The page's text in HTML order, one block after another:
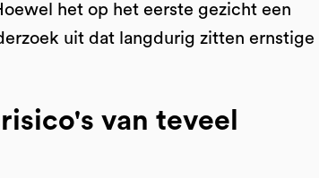
het op het eerste gezicht een
uit dat langdurig zitten ernstige
van teveel